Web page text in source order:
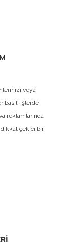
veya
işlerde ,
reklamlarında
dikkat çekici bir